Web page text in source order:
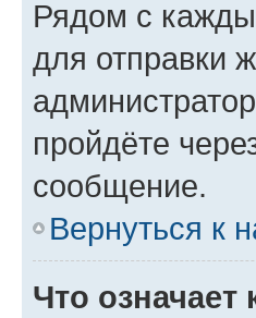
Рядом с
для отправки
пройдёте
сообщение.
Вернуться к
Что